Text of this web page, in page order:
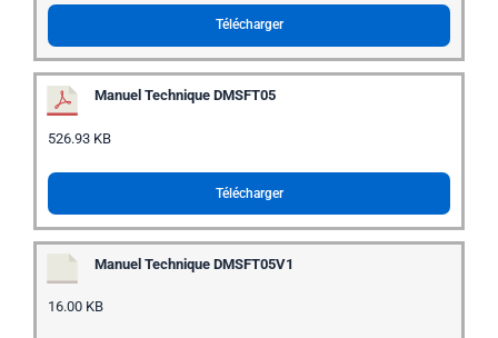
Télécharger
Manuel Technique DMSFT05
526.93 KB
Télécharger
Manuel Technique DMSFT05V1
16.00 KB